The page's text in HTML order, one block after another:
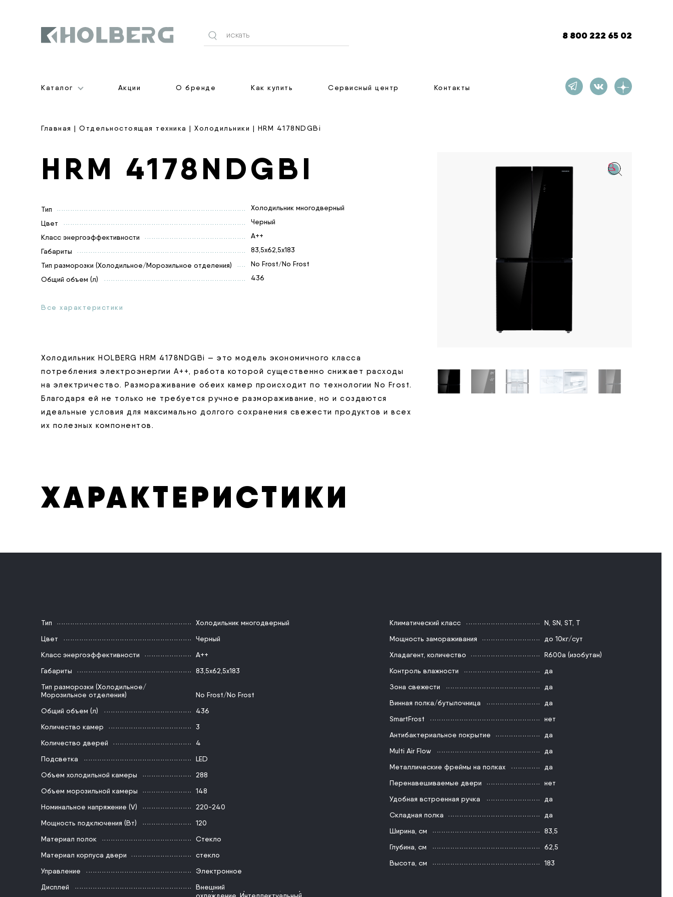
8 800 222 65 02
Каталог Акции О бренде Как купить Сервисный центр Контакты
Главная | Отдельностоящая техника | Холодильники | HRM 4178NDGBi
🔍
HRM 4178NDGBI
Тип
Холодильник многодверный
Цвет
Черный
Класс энергоэффективности
A++
Габариты
83,5х62,5х183
Тип разморозки (Холодильное/Морозильное отделения)
No Frost/No Frost
Общий объем (л)
436
Все характеристики
Холодильник HOLBERG HRM 4178NDGBi — это модель экономичного класса
потребления электроэнергии А++, работа которой существенно снижает расходы
на электричество. Размораживание обеих камер происходит по технологии No Frost.
Благодаря ей не только не требуется ручное размораживание, но и создаются
идеальные условия для максимально долгого сохранения свежести продуктов и всех
их полезных компонентов.
ХАРАКТЕРИСТИКИ
Тип
Холодильник многодверный
Цвет
Черный
Класс энергоэффективности
A++
Габариты
83,5х62,5х183
Тип разморозки (Холодильное/
Морозильное отделения)
No Frost/No Frost
Общий объем (л)
436
Количество камер
3
Количество дверей
4
Подсветка
LED
Объем холодильной камеры
288
Объем морозильной камеры
148
Номинальное напряжение (V)
220-240
Мощность подключения (Вт)
120
Материал полок
Стекло
Материал корпуса двери
стекло
Управление
Электронное
Дисплей
Внешний
Быстрое замораживание
Климатический класс N, SN, ST, T
Мощность замораживания
до 10кг/сут
Хладагент, количество
R600a (изобутан)
Контроль влажности
да
Зона свежести
да
Винная полка/бутылочница
да
SmartFrost
нет
Антибактериальное покрытие
да
Multi Air Flow
да
Металлические фреймы на полках
да
Перенавешиваемые двери
нет
Удобная встроенная ручка
да
Складная полка
да
Ширина, см
83,5
Глубина, см
62,5
Высота, см
183